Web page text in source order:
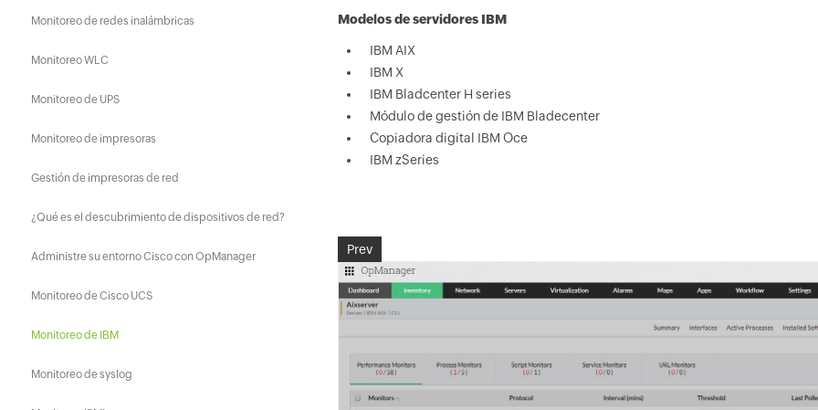
Monitoreo de redes inalámbricas
Monitoreo WLC
Monitoreo de UPS
Monitoreo de impresoras
Gestión de impresoras de red
¿Qué es el descubrimiento de dispositivos de red?
Administre su entorno Cisco con OpManager
Monitoreo de Cisco UCS
Monitoreo de IBM
Monitoreo de syslog
Modelos de servidores IBM
IBM AIX
IBM X
IBM Bladcenter H series
Módulo de gestión de IBM Bladecenter
Copiadora digital IBM Oce
IBM zSeries
Prev